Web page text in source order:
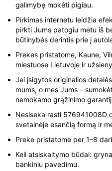
galimybę mokėti pigiau.
Pirkimas internetu leidžia
pirkti Jums patogiu metu iš
būtinybės derintis prie į
Prekes pristatome, Kaune,
miestuose Lietuvoje ir
Jei įsigytos originalios
mums, o mes Jums –
nemokamo grąžinimo
Nesiseka rasti 576941008D
svetainėje esančią formą ir
Preke pristatome per 1–8
Keli atsiskaitymo būdai:
bankiniu pavedimu.